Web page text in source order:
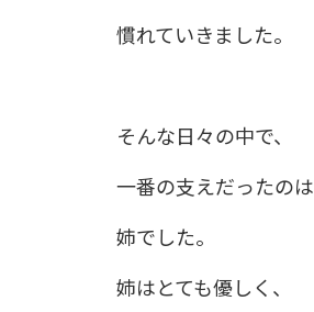
慣れていきました。
そんな日々の中で、
一番の支えだったのは
姉でした。
姉はとても優しく、